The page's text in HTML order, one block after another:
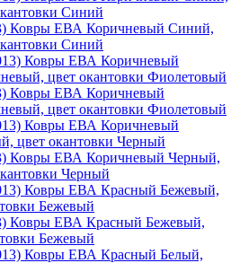
Ковры ЕВА Коричневый Синий,
Синий
Ковры ЕВА Коричневый
цвет окантовки Фиолетовый
Ковры ЕВА Коричневый Черный,
Черный
Ковры ЕВА Красный Бежевый,
Бежевый